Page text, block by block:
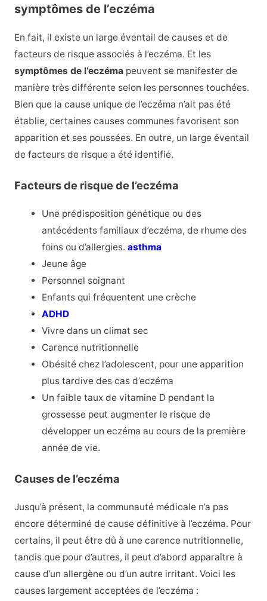
symptômes de l’eczéma
En fait, il existe un large éventail de causes et de
facteurs de risque associés à l’eczéma. Et les
symptômes de l’eczéma peuvent se manifester de
manière très différente selon les personnes touchées.
Bien que la cause unique de l’eczéma n’ait pas été
établie, certaines causes communes favorisent son
apparition et ses poussées. En outre, un large éventail
de facteurs de risque a été identifié.
Facteurs de risque de l’eczéma
Une prédisposition génétique ou des
antécédents familiaux d’eczéma, de rhume des
foins ou d’allergies.asthma
Jeune âge
Personnel soignant
Enfants qui fréquentent une crèche
ADHD
Vivre dans un climat sec
Carence nutritionnelle
Obésité chez l’adolescent, pour une apparition
plus tardive des cas d’eczéma
Un faible taux de vitamine D pendant la
grossesse peut augmenter le risque de
développer un eczéma au cours de la première
année de vie.
Causes de l’eczéma
Jusqu’à présent, la communauté médicale n’a pas
encore déterminé de cause définitive à l’eczéma. Pour
certains, il peut être dû à une carence nutritionnelle,
tandis que pour d’autres, il peut d’abord apparaître à
cause d’un allergène ou d’un autre irritant. Voici les
causes largement acceptées de l’eczéma :